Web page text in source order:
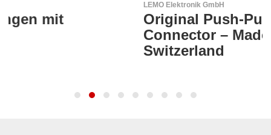
Original Push-Pull-
Connector – Made in